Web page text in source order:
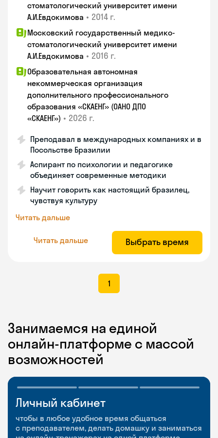
стоматологический университет имени
А.И.Евдокимова • 2014 г.
Московский государственный медико-
стоматологический университет имени
А.И.Евдокимова • 2016 г.
Образовательная автономная
некоммерческая организация
дополнительного профессионального
образования «СКАЕНГ» (ОАНО ДПО
«СКАЕНГ») • 2026 г.
Преподавал в международных компаниях и в
Посольстве Бразилии
Аспирант по психологии и педагогике
объединяет современные методики
Научит говорить как настоящий бразилец,
чувствуя культуру
Читать дальше
Читать дальше Выбрать время
1
Занимаемся на единой
онлайн-платформе с массой
возможностей
Личный кабинет
чтобы в любое удобное время общаться
с преподавателем, делать домашку и заниматься
Мобильное
приложение
чтобы заниматься и изучать новые слова где
Разговорные клубы
и Talks
Групповые занятия для разговорной практики